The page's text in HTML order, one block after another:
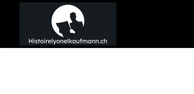
navigation
principal
barreHistoire